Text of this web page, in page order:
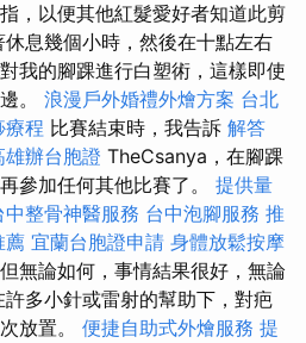
，以便其他紅髮愛好者知道此剪
息幾個小時，然後在十點左右
我的腳踝進行白塑術，這樣即使
。 浪漫戶外婚禮外燴方案 台北
療程 比賽結束時，我告訴 解答
雄辦台胞證 TheCsanya，在腳踝
參加任何其他比賽了。 提供量
中整骨神醫服務 台中泡腳服務 推
薦 宜蘭台胞證申請 身體放鬆按摩
無論如何，事情結果很好，無論
多小針或雷射的幫助下，對疤
放置。 便捷自助式外燴服務 提